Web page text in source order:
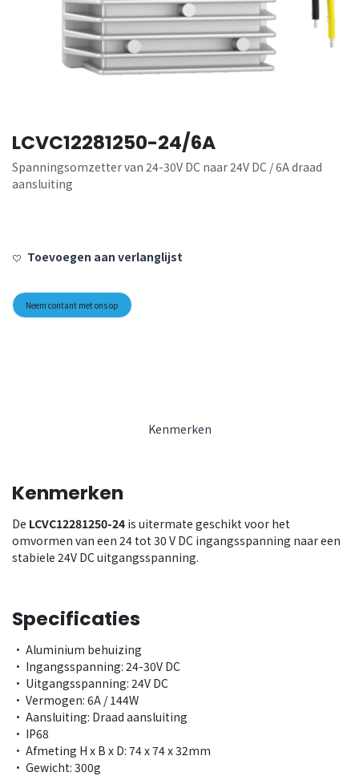
LCVC12281250-24/6A
Spanningsomzetter van 24-30V DC naar 24V DC / 6A draad
aansluiting
Toevoegen aan verlanglijst
Neem contant met ons op
Kenmerken
Kenmerken
De LCVC12281250-24 is uitermate geschikt voor het
omvormen van een 24 tot 30 V DC ingangsspanning naar een
stabiele 24V DC uitgangsspanning.
Specificaties
• Aluminium behuizing
• Ingangsspanning: 24-30V DC
• Uitgangsspanning: 24V DC
• Vermogen: 6A / 144W
• Aansluiting: Draad aansluiting
• IP68
• Afmeting H x B x D: 74 x 74 x 32mm
• Gewicht: 300g